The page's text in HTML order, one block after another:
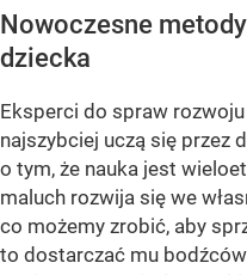
Nowoczesne
dziecka
Eksperci do spraw
najszybciej uczą się przez
o tym, że nauka jest
maluch rozwija się we
co możemy zrobić, aby
to dostarczać mu